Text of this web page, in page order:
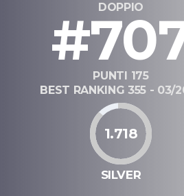
DOPPIO
PUNTI 175
BEST RANKING 355 - 03/
1.718
SILVER